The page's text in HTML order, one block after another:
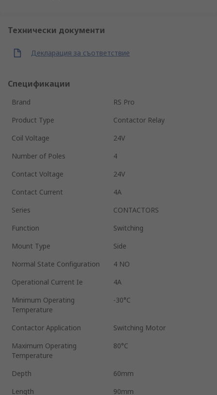
Технически документи
Декларация за съответствие
Спецификации
Brand
RS Pro
Product Type
Contactor Relay
Coil Voltage
24V
Number of Poles
4
Contact Voltage
24V
Contact Current
4A
Series
CONTACTORS
Function
Switching
Mount Type
Side
Normal State Configuration
4 NO
Operational Current Ie
4A
Minimum Operating
Temperature
-30°C
Contactor Application
Switching Motor
Maximum Operating
Temperature
80°C
Depth
60mm
Length
90mm